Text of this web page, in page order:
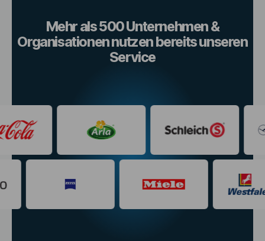
Mehr als 500 Unternehmen &
Organisationen nutzen bereits unseren
Service